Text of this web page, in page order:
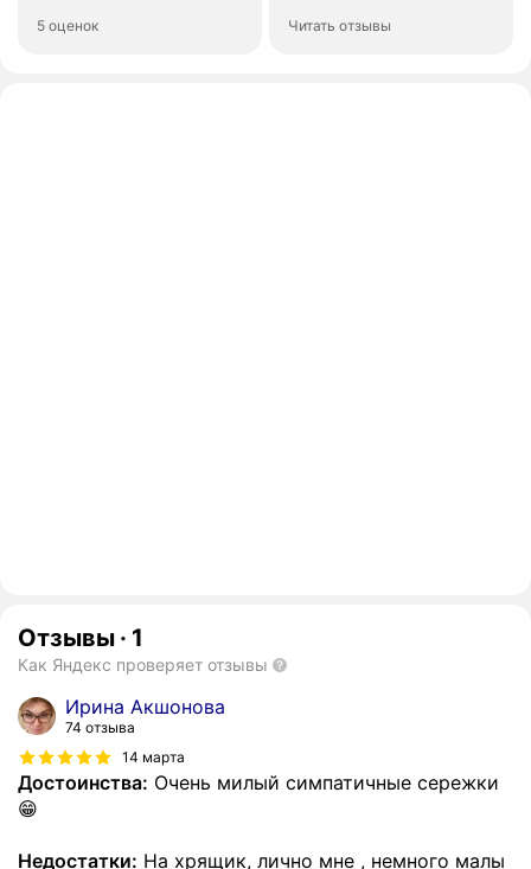
5 оценок Читать отзывы
Отзывы · 1
Как Яндекс проверяет отзывы
Ирина Акшонова
74 отзыва
14 марта
Достоинства: Очень милый симпатичные сережки
😁
Недостатки: На хрящик, лично мне , немного малы